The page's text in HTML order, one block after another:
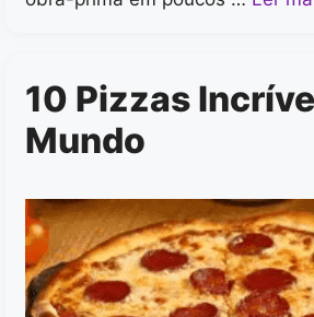
10 Pizzas
Mundo